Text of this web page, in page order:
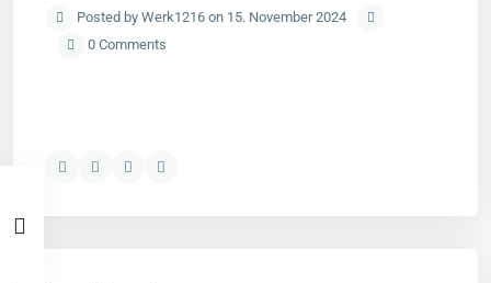
Posted by Werk1216 on 15. November 2024
0 Comments